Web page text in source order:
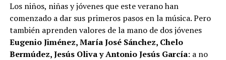
Los niños, niñas y jóvenes que este verano han
comenzado a dar sus primeros pasos en la música. Pero
también aprenden valores de la mano de dos jóvenes
Eugenio Jiménez, María José Sánchez, Chelo
Bermúdez, Jesús Oliva y Antonio Jesús García: a no